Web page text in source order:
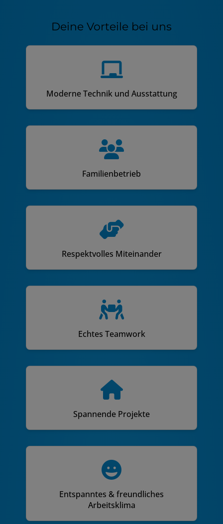
Deine Vorteile bei uns
Moderne Technik und Ausstattung
Familienbetrieb
Respektvolles Miteinander
Echtes Teamwork
Spannende Projekte
Entspanntes & freundliches
Arbeitsklima